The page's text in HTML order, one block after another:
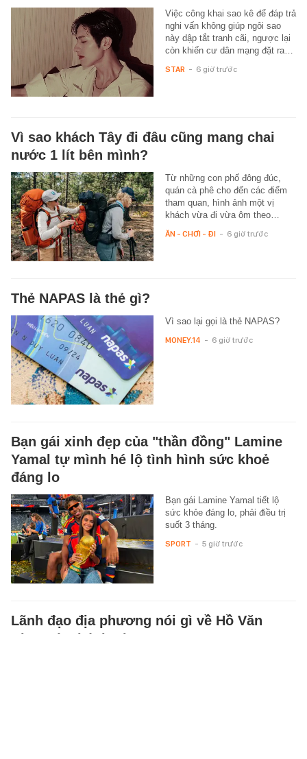
Việc công khai sao kê để đáp trả
nghi vấn không giúp ngôi sao
này dập tắt tranh cãi, ngược lại
còn khiến cư dân mạng đặt ra…
STAR - 6 giờ trước
Vì sao khách Tây đi đâu cũng mang chai
nước 1 lít bên mình?
Từ những con phố đông đúc,
quán cà phê cho đến các điểm
tham quan, hình ảnh một vị
khách vừa đi vừa ôm theo…
ĂN - CHƠI - ĐI - 6 giờ trước
Thẻ NAPAS là thẻ gì?
Vì sao lại gọi là thẻ NAPAS?
MONEY.14 - 6 giờ trước
Bạn gái xinh đẹp của "thần đồng" Lamine
Yamal tự mình hé lộ tình hình sức khoẻ
đáng lo
Bạn gái Lamine Yamal tiết lộ
sức khỏe đáng lo, phải điều trị
suốt 3 tháng.
SPORT - 5 giờ trước
Lãnh đạo địa phương nói gì về Hồ Văn
Khoa và Khánh Sky?